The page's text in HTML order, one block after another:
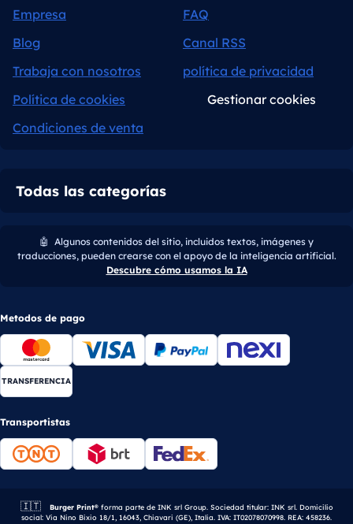
Empresa
FAQ
Blog
Canal RSS
Trabaja con nosotros
política de privacidad
Política de cookies
Gestionar cookies
Condiciones de venta
Todas las categorías
🤖 Algunos contenidos del sitio, incluidos textos, imágenes y
traducciones, pueden crearse con el apoyo de la inteligencia artificial.
Descubre cómo usamos la IA
Metodos de pago
TRANSFERENCIA
Transportistas
🇮🇹 Empresa italiana.
Burger Print®forma parte de INK srl Group. Sociedad titular: INK srl. Domicilio
social: Via Nino Bixio 18/1, 16043, Chiavari (GE), Italia. IVA: IT02078070998. REA: 458236.